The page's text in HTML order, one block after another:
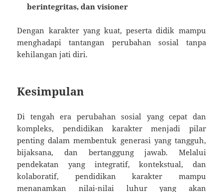
berintegritas, dan visioner
Dengan karakter yang kuat, peserta didik mampu
menghadapi tantangan perubahan sosial tanpa
kehilangan jati diri.
Kesimpulan
Di tengah era perubahan sosial yang cepat dan
kompleks, pendidikan karakter menjadi pilar
penting dalam membentuk generasi yang tangguh,
bijaksana, dan bertanggung jawab. Melalui
pendekatan yang integratif, kontekstual, dan
kolaboratif, pendidikan karakter mampu
menanamkan nilai-nilai luhur yang akan